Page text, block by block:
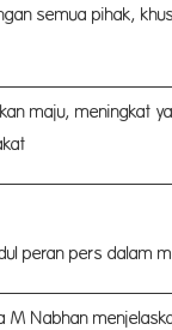
semua pihak,
maju, meningkat
peran pers dalam
M Nabhan